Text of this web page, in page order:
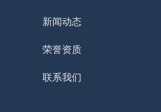
新闻动态
荣誉资质
联系我们